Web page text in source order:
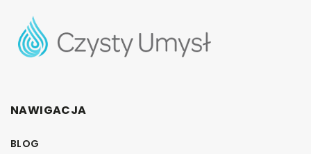
NAWIGACJA
BLOG